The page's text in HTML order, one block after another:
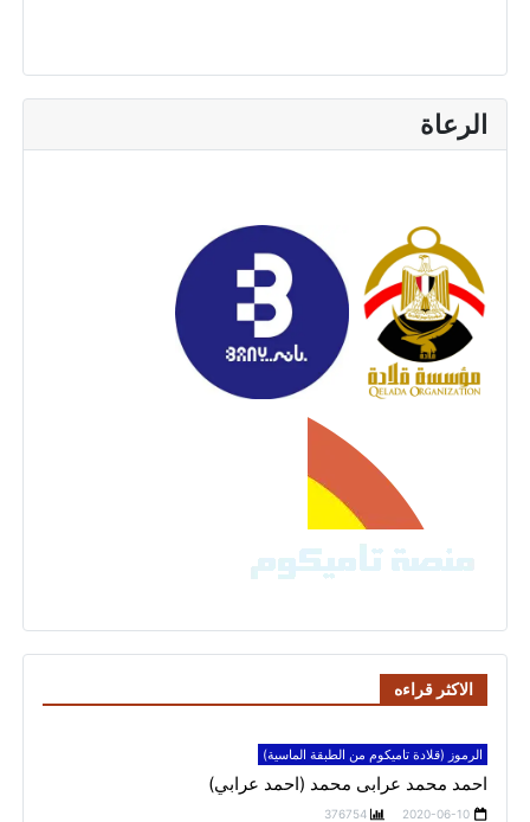
الرعاة
الاكثر قراءه
الرموز (قلادة تاميكوم من الطبقة الماسية)
احمد محمد عرابى محمد (احمد عرابي)
2020-06-10
376754